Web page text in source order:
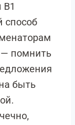
способ
— помнить
быть